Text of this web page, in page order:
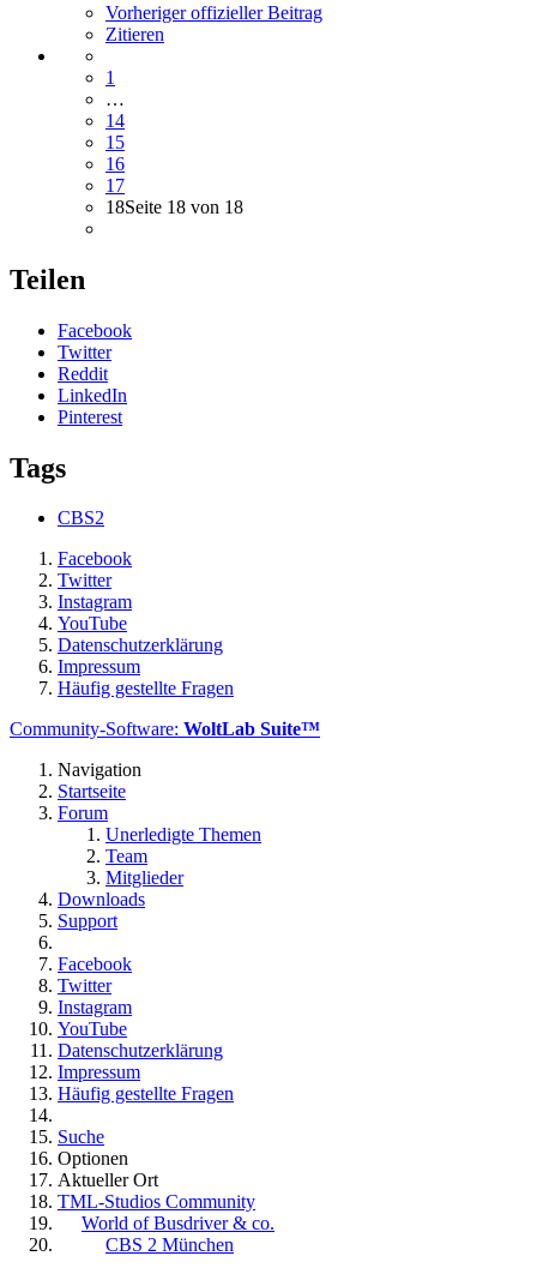
Vorheriger offizieller Beitrag
Zitieren
1
…
14
15
16
17
18Seite 18 von 18
Teilen
Facebook
Twitter
Reddit
LinkedIn
Pinterest
Tags
CBS2
Facebook
Twitter
Instagram
YouTube
Datenschutzerklärung
Impressum
Häufig gestellte Fragen
Community-Software: WoltLab Suite™
Navigation
Startseite
Forum
Unerledigte Themen
Team
Mitglieder
Downloads
Support
Facebook
Twitter
Instagram
YouTube
Datenschutzerklärung
Impressum
Häufig gestellte Fragen
Suche
Optionen
Aktueller Ort
TML-Studios Community
World of Busdriver & co.
CBS 2 München